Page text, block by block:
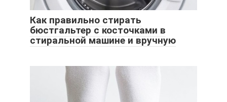
Как правильно стирать
бюстгальтер с косточками в
стиральной машине и вручную